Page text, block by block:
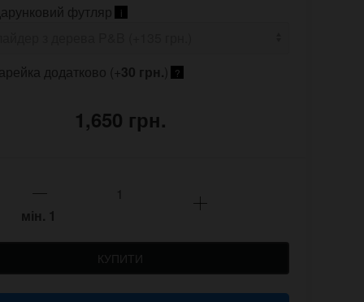
футляр
i
додатково (+30 грн.) ?
1,650 грн.
мін. 1
КУПИТИ